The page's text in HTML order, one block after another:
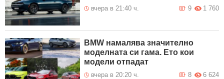
вчера в 21:40 ч. 1 760
9
BMW намалява значително
моделната си гама. Ето кои
модели отпадат
вчера в 20:20 ч. 6 624
8